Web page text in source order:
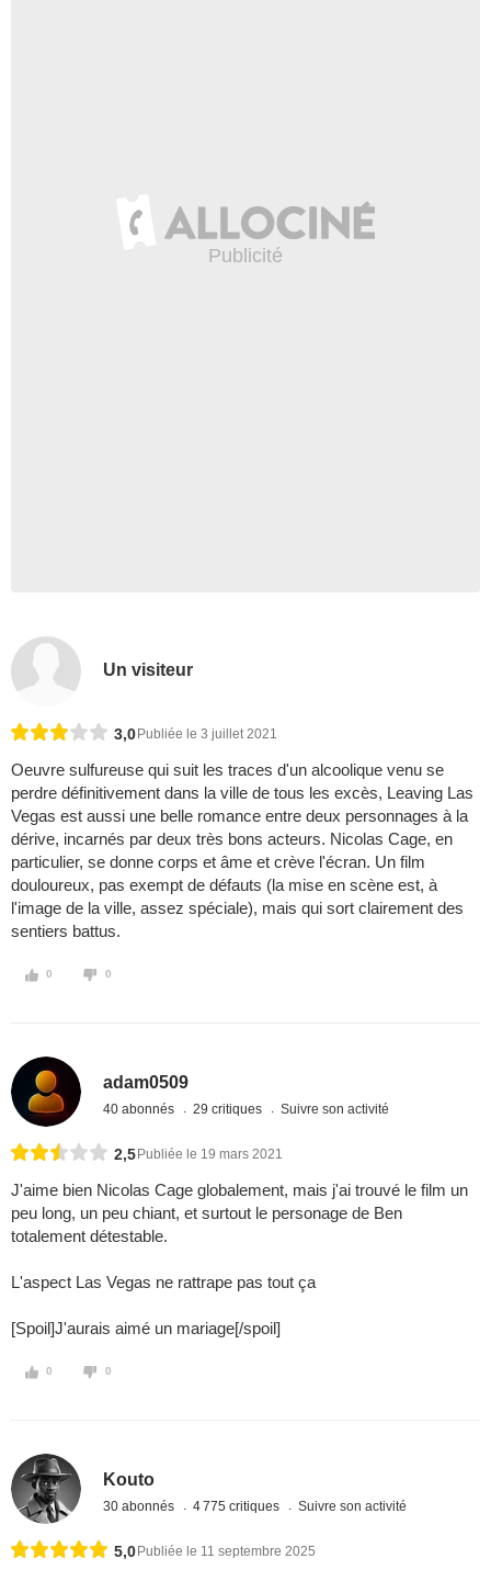
Un visiteur
3,0 Publiée le 3 juillet 2021
Oeuvre sulfureuse qui suit les traces d'un alcoolique venu se
perdre définitivement dans la ville de tous les excès, Leaving Las
Vegas est aussi une belle romance entre deux personnages à la
dérive, incarnés par deux très bons acteurs. Nicolas Cage, en
particulier, se donne corps et âme et crève l'écran. Un film
douloureux, pas exempt de défauts (la mise en scène est, à
l'image de la ville, assez spéciale), mais qui sort clairement des
sentiers battus.
0 0
adam0509
40 abonnés 29 critiques Suivre son activité
2,5 Publiée le 19 mars 2021
J'aime bien Nicolas Cage globalement, mais j'ai trouvé le film un
peu long, un peu chiant, et surtout le personage de Ben
totalement détestable.
L'aspect Las Vegas ne rattrape pas tout ça
[Spoil]J'aurais aimé un mariage[/spoil]
0 0
Kouto
30 abonnés 4 775 critiques Suivre son activité
5,0 Publiée le 11 septembre 2025